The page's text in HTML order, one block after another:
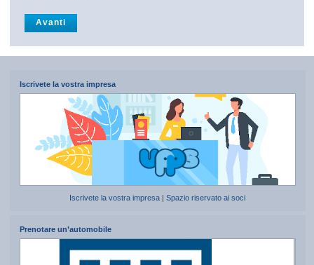
Iscrivete la vostra impresa
Iscrivete la vostra impresa |Spazio riservato ai soci
Prenotare un’automobile